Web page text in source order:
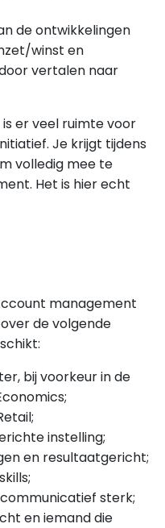
de ontwikkelingen
winst en
vertalen naar
er veel ruimte voor
Je krijgt tijdens
volledig mee te
Het is hier echt
management
de volgende
bij voorkeur in de
instelling;
en resultaatgericht;
sterk;
en iemand die